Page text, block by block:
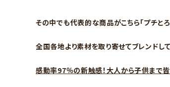
その中でも代表的な商品がこちら「プチと
全国各地より素材を取り寄せてブレンド
感動率97％の新触感！大人から子供まで